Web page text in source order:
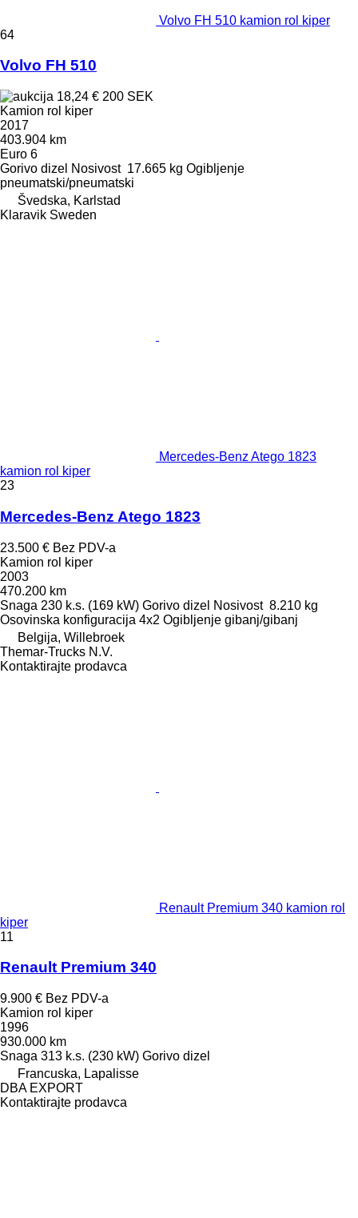
Volvo FH 510 kamion rol kiper
64
Volvo FH 510
18,24 € 200 SEK
Kamion rol kiper
2017
403.904 km
Euro 6
Gorivo dizel Nosivost 17.665 kg Ogibljenje
pneumatski/pneumatski
Švedska, Karlstad
Klaravik Sweden
Mercedes-Benz Atego 1823
kamion rol kiper
23
Mercedes-Benz Atego 1823
23.500 € Bez PDV-a
Kamion rol kiper
2003
470.200 km
Snaga 230 k.s. (169 kW) Gorivo dizel Nosivost 8.210 kg
Osovinska konfiguracija 4x2 Ogibljenje gibanj/gibanj
Belgija, Willebroek
Themar-Trucks N.V.
Kontaktirajte prodavca
Renault Premium 340 kamion rol
kiper
11
Renault Premium 340
9.900 € Bez PDV-a
Kamion rol kiper
1996
930.000 km
Snaga 313 k.s. (230 kW) Gorivo dizel
Francuska, Lapalisse
DBA EXPORT
Kontaktirajte prodavca